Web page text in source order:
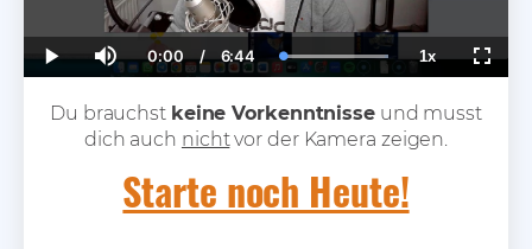
Play Mute
Current
Time
0:00 / Duration
6:44 Loaded
100.00%
1xPlayback
Rate
Du brauchst keine Vorkenntnisseund musst
dich auch nichtvor der Kamera zeigen.
Starte noch Heute!